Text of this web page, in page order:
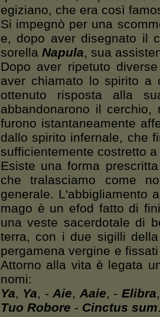
egiziano, che era così
Si impegnò per una
e, dopo aver disegnato il
sorella Napula, sua
Dopo aver ripetuto
aver chiamato lo spirito a
ottenuto risposta alla
abbandonarono il
furono istantaneamente
dallo spirito infernale, che
sufficientemente costretto
Esiste una forma
che tralasciamo come
generale. L'abbigliamento
mago è un efod fatto di
una veste sacerdotale di
terra, con i due sigilli
pergamena vergine e
Attorno alla vita è legata
nomi:
Ya, Ya, -Aie, Aaie, - Elibra
Tuo Robore - Cinctus sum